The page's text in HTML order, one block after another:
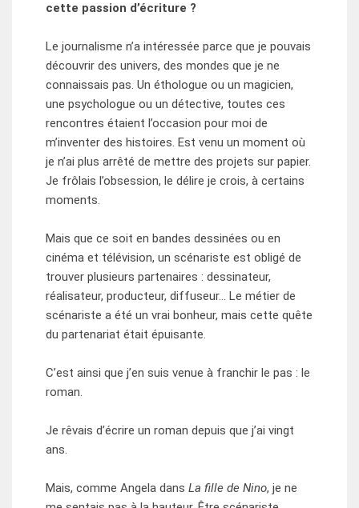
cette passion d’écriture ?
Le journalisme n’a intéressée parce que je pouvais
découvrir des univers, des mondes que je ne
connaissais pas. Un éthologue ou un magicien,
une psychologue ou un détective, toutes ces
rencontres étaient l’occasion pour moi de
m’inventer des histoires. Est venu un moment où
je n’ai plus arrêté de mettre des projets sur papier.
Je frôlais l’obsession, le délire je crois, à certains
moments.
Mais que ce soit en bandes dessinées ou en
cinéma et télévision, un scénariste est obligé de
trouver plusieurs partenaires : dessinateur,
réalisateur, producteur, diffuseur… Le métier de
scénariste a été un vrai bonheur, mais cette quête
du partenariat était épuisante.
C’est ainsi que j’en suis venue à franchir le pas : le
roman.
Je rêvais d’écrire un roman depuis que j’ai vingt
ans.
Mais, comme Angela dans La fille de Nino, je ne